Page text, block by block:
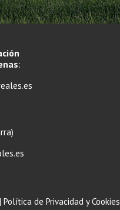
:
| Política de Privacidad y Cookies